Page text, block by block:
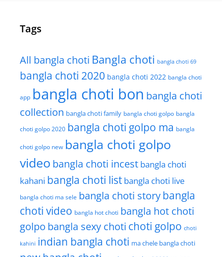
Tags
All bangla choti Bangla choti bangla choti 69
bangla choti 2020 bangla choti 2022 bangla choti
app bangla choti bon bangla choti
collection bangla choti family bangla choti golpo bangla
choti golpo 2020 bangla choti golpo ma bangla
choti golpo new bangla choti golpo
video bangla choti incest bangla choti
kahani bangla choti list bangla choti live
bangla choti ma sele bangla choti storybangla
choti video bangla hot choti bangla hot choti
golpo bangla sexy choti choti golpo choti
kahini indian bangla choti ma chele bangla choti